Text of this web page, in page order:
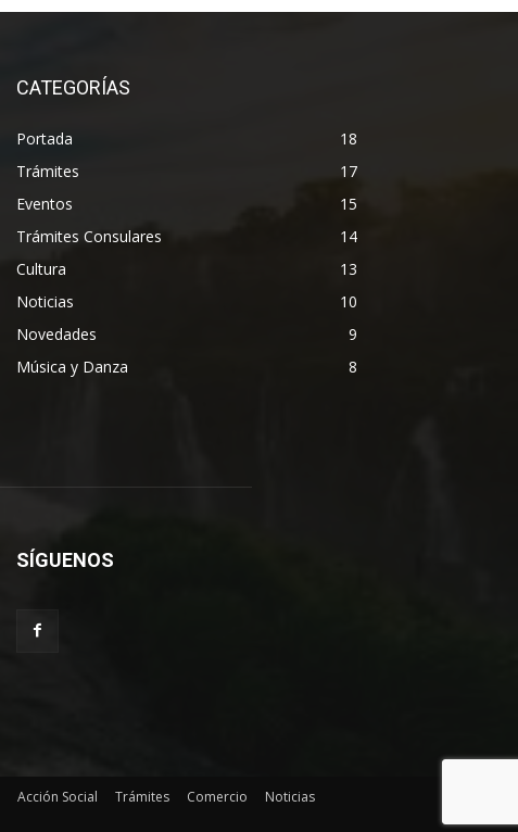
CATEGORÍAS
Portada
18
Trámites
17
Eventos
15
Trámites Consulares
14
Cultura
13
Noticias
10
Novedades
9
Música y Danza
8
SÍGUENOS
Acción Social Trámites Comercio
Noticias